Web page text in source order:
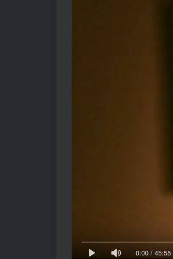
0:00 / 45:55